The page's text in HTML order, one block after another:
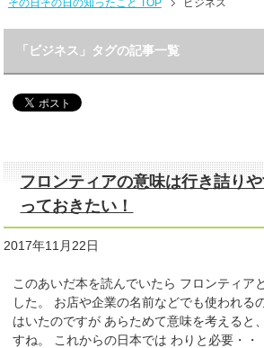
「ビジネス」タグの記事一覧
フロンティアの意味は行き詰り
っておきたい！
2017年11月22日
このあいだ本を読んでいたら フロンティア
した。 お店や企業の名前などでも使われる
はいたのですが あらためて意味を考えると
すね。 これからの日本では わりと必要・・